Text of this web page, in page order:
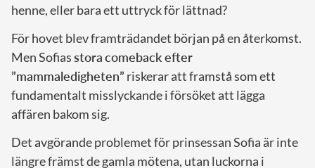
henne, eller bara ett uttryck för lättnad?
För hovet blev framträdandet början på en återkomst.
Men Sofiasstoracomeback efter
”mammaledigheten” riskerar att framstå som ett
fundamentalt misslyckande i försöket att lägga
affären bakom sig.
Det avgörande problemet för prinsessan Sofia är inte
längre främst de gamla mötena, utan luckorna i